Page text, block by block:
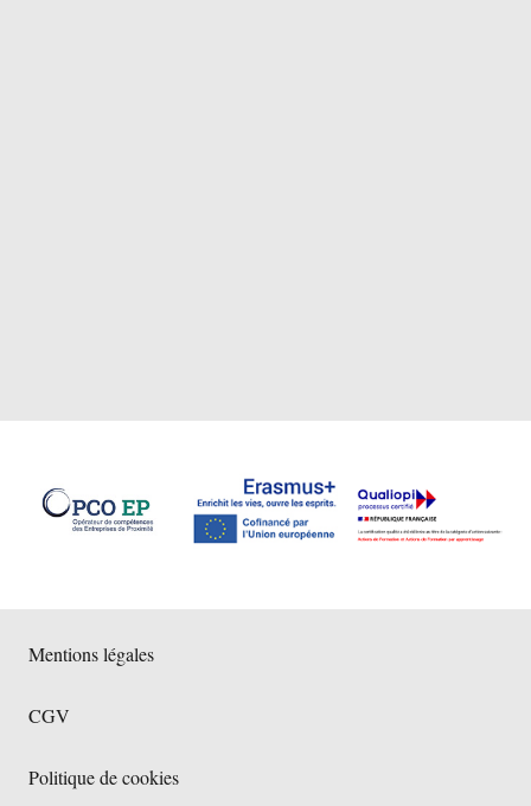
Mentions légales
CGV
Politique de cookies